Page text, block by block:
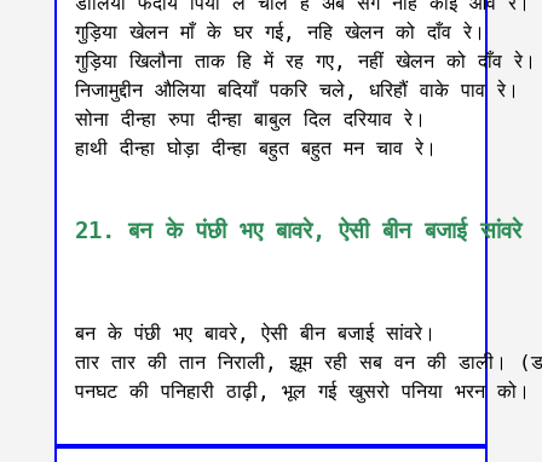
गुड़िया खेलन माँ के घर गई, नहि खेलन को दाँव रे।
गुड़िया खिलौना ताक हि में रह गए, नहीं खेलन को दाँव रे।
निजामुद्दीन औलिया बदियाँ पकरि चले, धरिहौं वाके पाव रे।
सोना दीन्हा रुपा दीन्हा बाबुल दिल दरियाव रे।
हाथी दीन्हा घोड़ा दीन्हा बहुत बहुत मन चाव रे।
21. बन के पंछी भए बावरे, ऐसी बीन बजाई सांवरे
बन के पंछी भए बावरे, ऐसी बीन बजाई सांवरे।
तार तार की तान निराली, झूम रही सब वन की डाली।